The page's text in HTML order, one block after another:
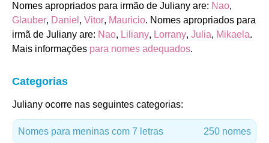
Nomes apropriados para irmão de Juliany are: Nao,
Glauber, Daniel , Vitor, Mauricio. Nomes apropriados para
irmã de Juliany are: Nao, Liliany, Lorrany, Julia, Mikaela.
Mais informações para nomes adequados.
Categorias
Juliany ocorre nas seguintes categorias:
Nomes para meninas com 7 letras 250 nomes